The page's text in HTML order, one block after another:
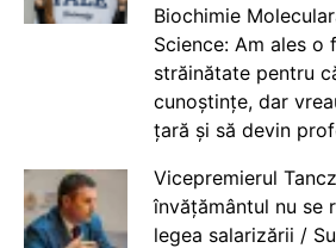
Biochimie
Science: Am ales o
străinătate pentru
cunoștințe, dar
țară și să devin
Vicepremierul
învățământul nu se
legea salarizării /